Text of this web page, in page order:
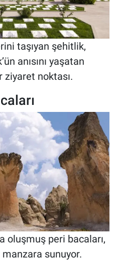
taşıyan şehitlik,
anısını yaşatan
ziyaret noktası.
oluşmuş peri bacaları,
sunuyor.